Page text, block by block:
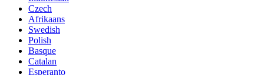
Czech
Afrikaans
Swedish
Polish
Basque
Catalan
Esperanto